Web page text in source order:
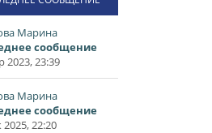
Марина
сообщение
2023, 23:39
Марина
сообщение
2025, 22:20